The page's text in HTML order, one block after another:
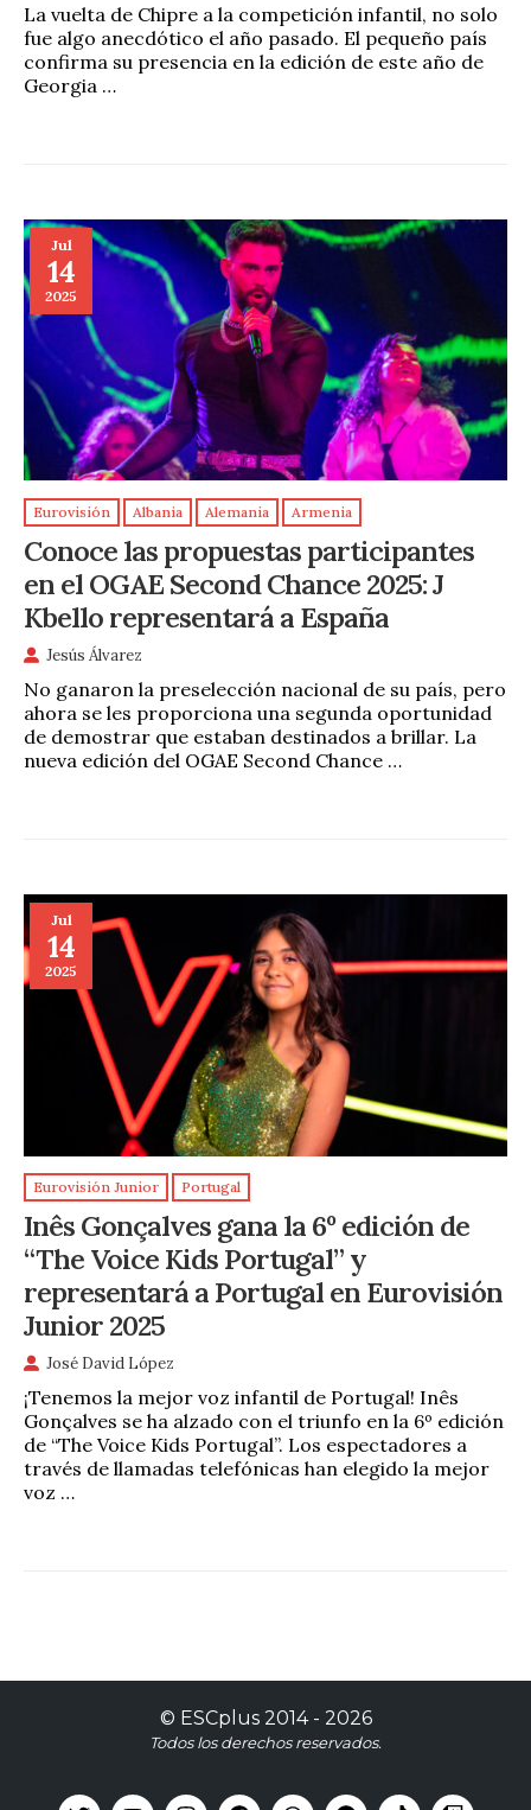
La vuelta de Chipre a la competición infantil, no solo
fue algo anecdótico el año pasado. El pequeño país
confirma su presencia en la edición de este año de
Georgia …
Jul
14
2025
Eurovisión Albania Alemania Armenia
Conoce las propuestas participantes
en el OGAE Second Chance 2025: J
Kbello representará a España
Jesús Álvarez
No ganaron la preselección nacional de su país, pero
ahora se les proporciona una segunda oportunidad
de demostrar que estaban destinados a brillar. La
nueva edición del OGAE Second Chance …
Jul
14
2025
Eurovisión Junior Portugal
Inês Gonçalves gana la 6º edición de
“The Voice Kids Portugal” y
representará a Portugal en Eurovisión
Junior 2025
José David López
¡Tenemos la mejor voz infantil de Portugal! Inês
Gonçalves se ha alzado con el triunfo en la 6º edición
de “The Voice Kids Portugal”. Los espectadores a
través de llamadas telefónicas han elegido la mejor
voz …
© ESCplus2014 - 2026
Todos los derechos reservados.